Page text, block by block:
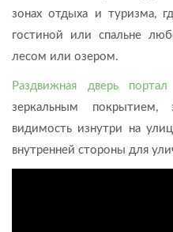
зонах отдыха и туризма,
гостиной или спальне
лесом или озером.
Раздвижная дверь портал
зеркальным покрытием,
видимость изнутри на
внутренней стороны для